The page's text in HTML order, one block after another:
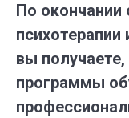
По окончании
психотерапии
вы
программы